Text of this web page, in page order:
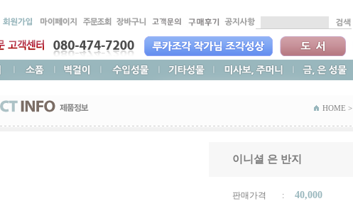
HOME >
이니셜 은 반지
판매가격 : 40,000